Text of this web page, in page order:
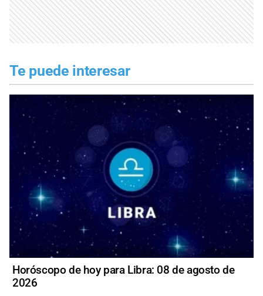
Te puede interesar
Horóscopo de hoy para Libra: 08 de agosto de
2026